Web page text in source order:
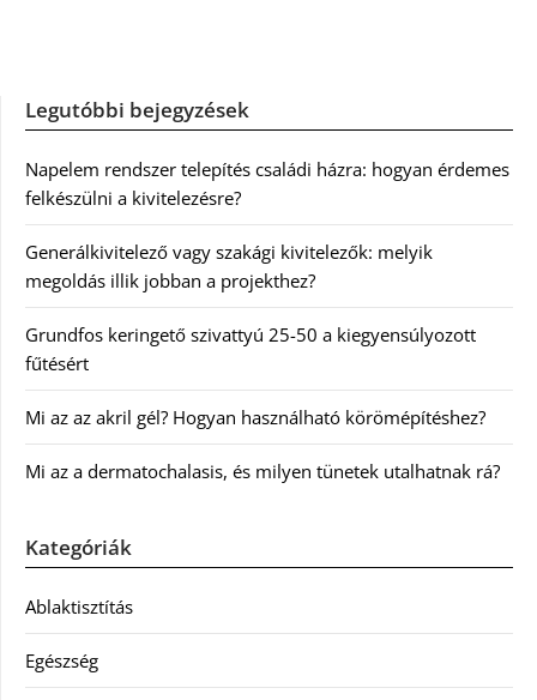
Legutóbbi bejegyzések
Napelem rendszer telepítés családi házra: hogyan érdemes
felkészülni a kivitelezésre?
Generálkivitelező vagy szakági kivitelezők: melyik
megoldás illik jobban a projekthez?
Grundfos keringető szivattyú 25-50 a kiegyensúlyozott
fűtésért
Mi az az akril gél? Hogyan használható körömépítéshez?
Mi az a dermatochalasis, és milyen tünetek utalhatnak rá?
Kategóriák
Ablaktisztítás
Egészség